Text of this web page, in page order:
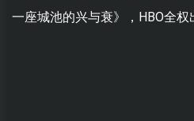
一座城池的兴与衰》，HBO全权